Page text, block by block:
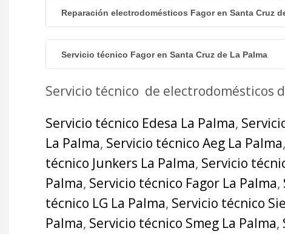
Reparación electrodomésticos Fagor en Santa Cruz
Servicio técnico Fagor en Santa Cruz de La Palma
Servicio técnico de electrodomésticos
Servicio técnico Edesa La Palma,
La Palma, Servicio técnico Aeg La Palma,
técnico Junkers La Palma, Servicio
Palma, Servicio técnico Fagor La Palma,
técnico LG La Palma, Servicio técnico
Palma, Servicio técnico Smeg La Palma,